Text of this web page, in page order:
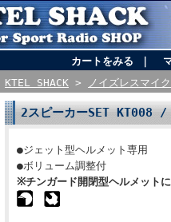
カートをみる
KTEL SHACK > ノイズレスマイク
2スピーカーSET KT008
●ジェット型ヘルメット専用
●ボリューム調整付
※チンガード開閉型ヘルメット